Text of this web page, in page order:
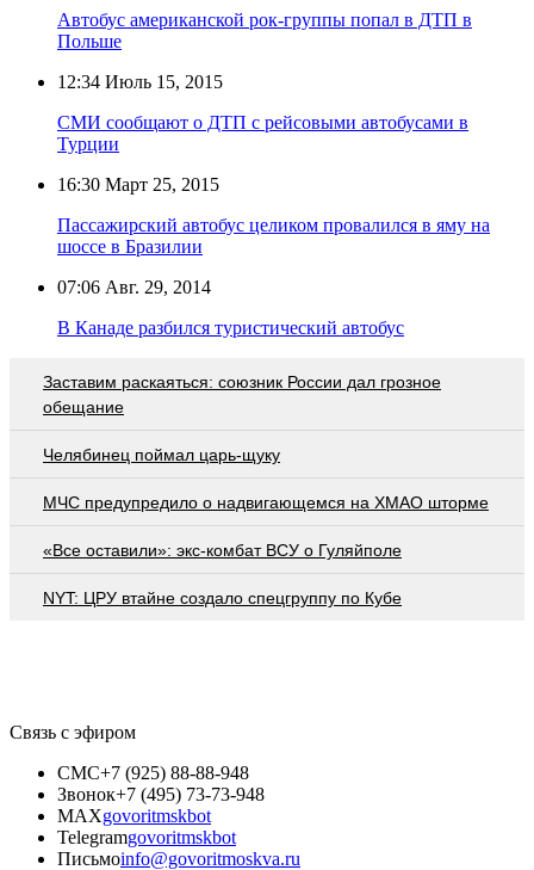
Автобус американской рок-группы попал в ДТП в
Польше
12:34 Июль 15, 2015
СМИ сообщают о ДТП с рейсовыми автобусами в
Турции
16:30 Март 25, 2015
Пассажирский автобус целиком провалился в яму на
шоссе в Бразилии
07:06 Авг. 29, 2014
В Канаде разбился туристический автобус
Заставим раскаяться: союзник России дал грозное
обещание
Челябинец поймал царь-щуку
МЧС предупредило о надвигающемся на ХМАО шторме
«Все оставили»: экс-комбат ВСУ о Гуляйполе
NYT: ЦРУ втайне создало спецгруппу по Кубе
Связь с эфиром
СМС+7 (925) 88-88-948
Звонок+7 (495) 73-73-948
MAXgovoritmskbot
Telegramgovoritmskbot
Письмоinfo@govoritmoskva.ru